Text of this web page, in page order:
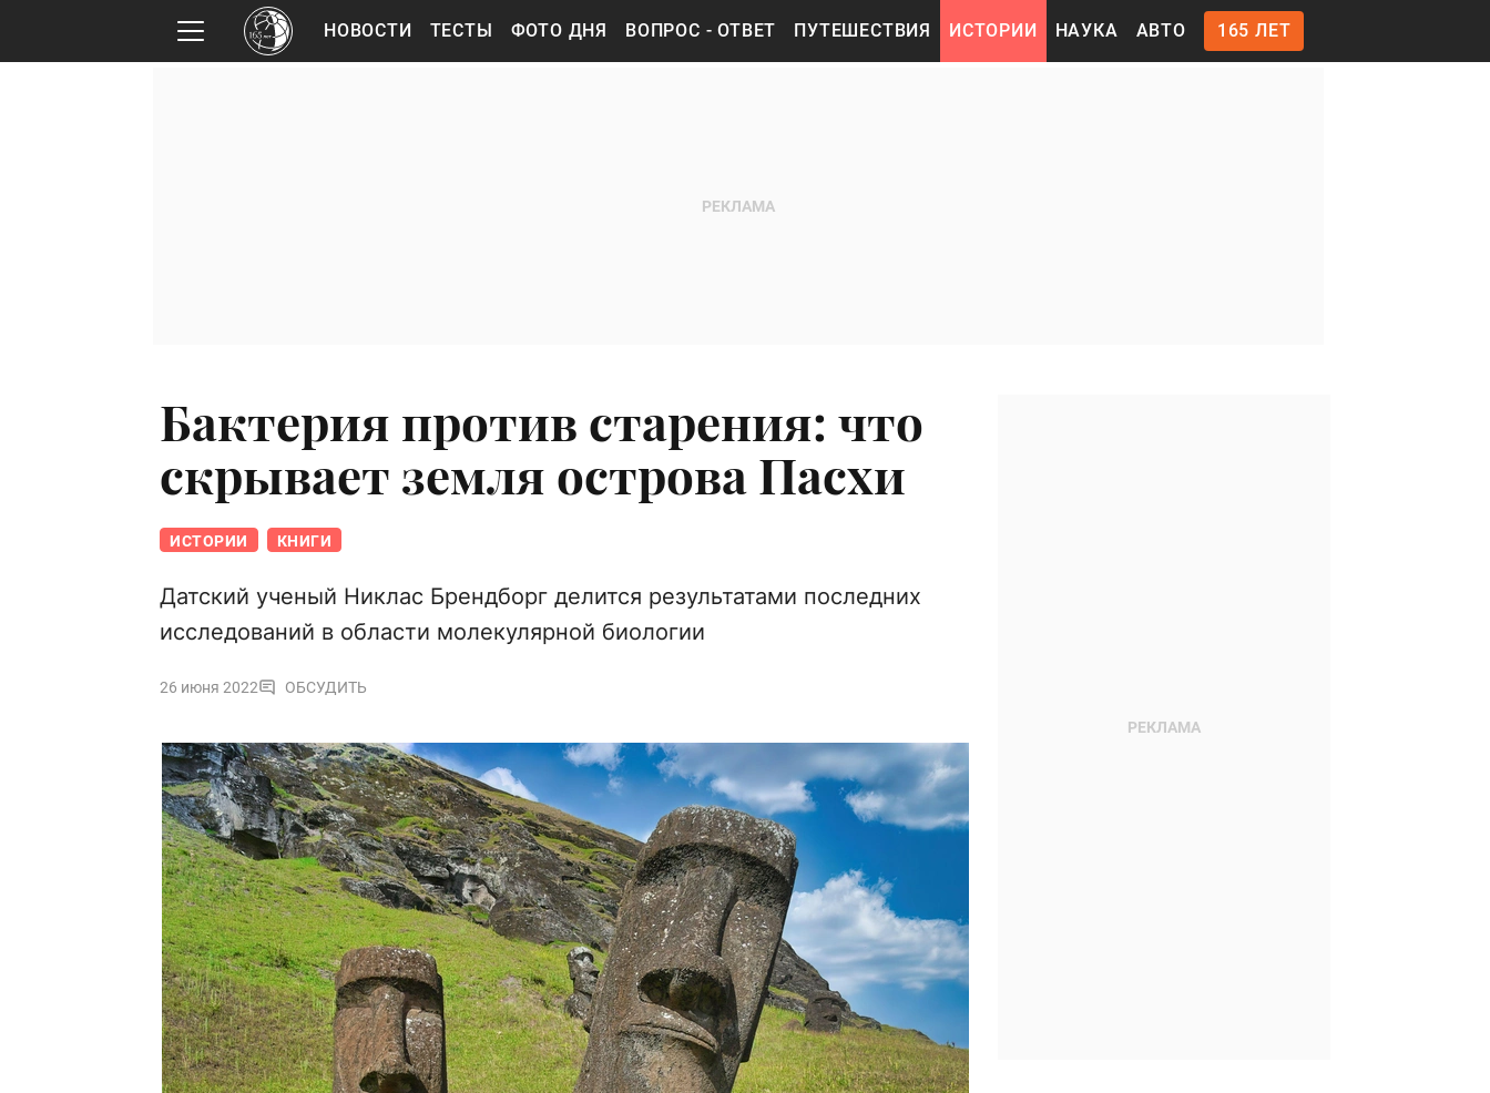
НОВОСТИ ТЕСТЫ ФОТО ДНЯ ВОПРОС - ОТВЕТ ПУТЕШЕСТВИЯ ИСТОРИИ НАУКА АВТО 165 ЛЕТ
Бактерия против старения: что
скрывает земля острова Пасхи
ИСТОРИИ КНИГИ
Датский ученый Никлас Брендборг делится результатами последних
исследований в области молекулярной биологии
26 июня 2022 ОБСУДИТЬ